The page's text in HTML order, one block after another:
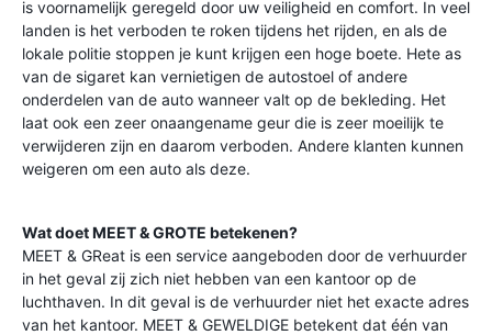
is voornamelijk geregeld door uw veiligheid en comfort. In veel
landen is het verboden te roken tijdens het rijden, en als de
lokale politie stoppen je kunt krijgen een hoge boete. Hete as
van de sigaret kan vernietigen de autostoel of andere
onderdelen van de auto wanneer valt op de bekleding. Het
laat ook een zeer onaangename geur die is zeer moeilijk te
verwijderen zijn en daarom verboden. Andere klanten kunnen
weigeren om een auto als deze.
Wat doet MEET & GROTE betekenen?
MEET & GReat is een service aangeboden door de verhuurder
in het geval zij zich niet hebben van een kantoor op de
luchthaven. In dit geval is de verhuurder niet het exacte adres
van het kantoor. MEET & GEWELDIGE betekent dat één van